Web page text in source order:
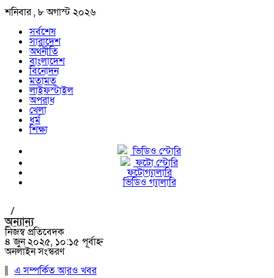
শনিবার , ৮ অগাস্ট ২০২৬
সর্বশেষ
সারাদেশ
অর্থনীতি
বাংলাদেশ
বিনোদন
মতামত
লাইফস্টাইল
অপরাধ
খেলা
ধর্ম
শিক্ষা
ভিডিও স্টোরি
ফটো স্টোরি
ফটোগ্যালারি
ভিডিও গ্যালারি
/
অন্যান্য
নিজস্ব প্রতিবেদক
৪ জুন ২০২৫, ১০:১৫ পূর্বাহ্ন
অনলাইন সংস্করণ
এ সম্পর্কিত আরও খবর